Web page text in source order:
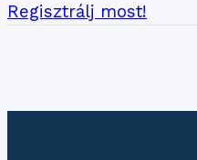
Regisztrálj most!